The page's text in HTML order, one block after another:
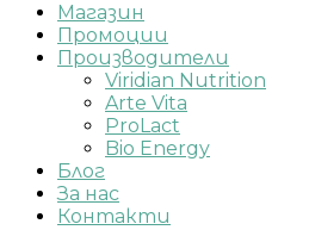
Магазин
Промоции
Производители
Viridian Nutrition
Arte Vita
ProLact
Bio Energy
Блог
За нас
Контакти